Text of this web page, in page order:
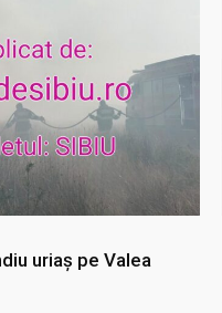
uriaș pe Valea